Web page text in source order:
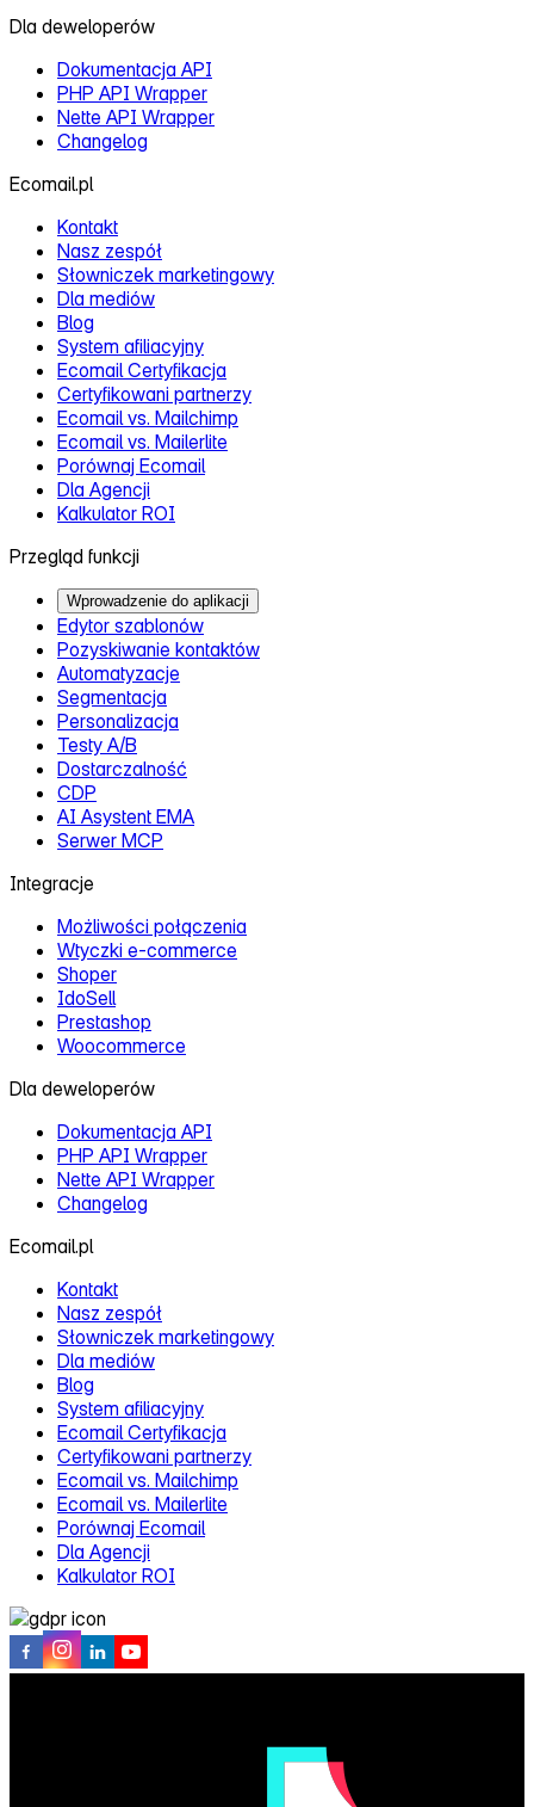
Dla deweloperów
Dokumentacja API
PHP API Wrapper
Nette API Wrapper
Changelog
Ecomail.pl
Kontakt
Nasz zespół
Słowniczek marketingowy
Dla mediów
Blog
System afiliacyjny
Ecomail Certyfikacja
Certyfikowani partnerzy
Ecomail vs. Mailchimp
Ecomail vs. Mailerlite
Porównaj Ecomail
Dla Agencji
Kalkulator ROI
Przegląd funkcji
Wprowadzenie do aplikacji
Edytor szablonów
Pozyskiwanie kontaktów
Automatyzacje
Segmentacja
Personalizacja
Testy A/B
Dostarczalność
CDP
AI Asystent EMA
Serwer MCP
Integracje
Możliwości połączenia
Wtyczki e‑commerce
Shoper
IdoSell
Prestashop
Woocommerce
Dla deweloperów
Dokumentacja API
PHP API Wrapper
Nette API Wrapper
Changelog
Ecomail.pl
Kontakt
Nasz zespół
Słowniczek marketingowy
Dla mediów
Blog
System afiliacyjny
Ecomail Certyfikacja
Certyfikowani partnerzy
Ecomail vs. Mailchimp
Ecomail vs. Mailerlite
Porównaj Ecomail
Dla Agencji
Kalkulator ROI